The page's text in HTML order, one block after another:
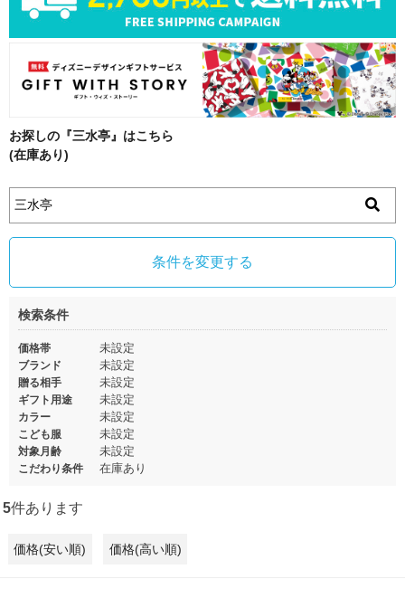
お探しの『三水亭』はこちら
(在庫あり)
条件を変更する
検索条件
価格帯 未設定
ブランド 未設定
贈る相手 未設定
ギフト用途 未設定
カラー 未設定
こども服 未設定
対象月齢 未設定
こだわり条件 在庫あり
5件あります
価格(安い順) 価格(高い順)